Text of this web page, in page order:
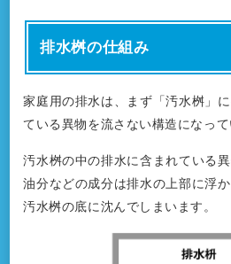
排水桝の仕組み
家庭用の排水は、まず「汚水桝」
ている異物を流さない構造になって
汚水桝の中の排水に含まれている
油分などの成分は排水の上部に浮
汚水桝の底に沈んでしまいます。